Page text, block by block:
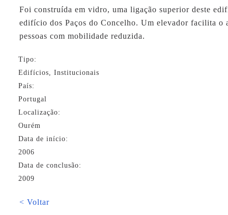
Foi construída em vidro, uma ligação superior deste
edifício dos Paços do Concelho. Um elevador facilita o
pessoas com mobilidade reduzida.
Tipo:
Edifícios, Institucionais
País:
Portugal
Localização:
Ourém
Data de início:
2006
Data de conclusão:
2009
< Voltar